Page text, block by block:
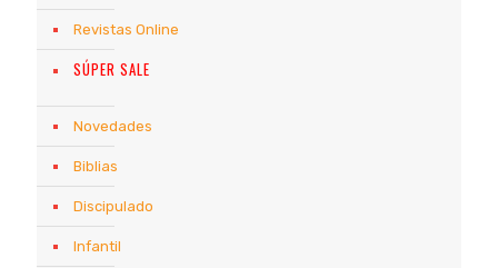
Revistas Online
SÚPER SALE
Novedades
Biblias
Discipulado
Infantil